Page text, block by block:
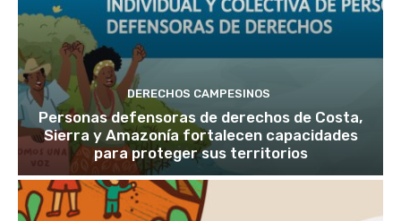
DERECHOS CAMPESINOS
Personas defensoras de derechos de Costa,
Sierra y Amazonía fortalecen capacidades
para proteger sus territorios